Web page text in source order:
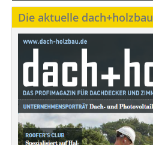
Die aktuelle dach+holzbau